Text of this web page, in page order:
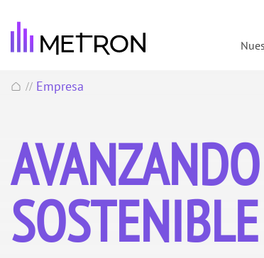
// Empresa
SOSTENIBLE